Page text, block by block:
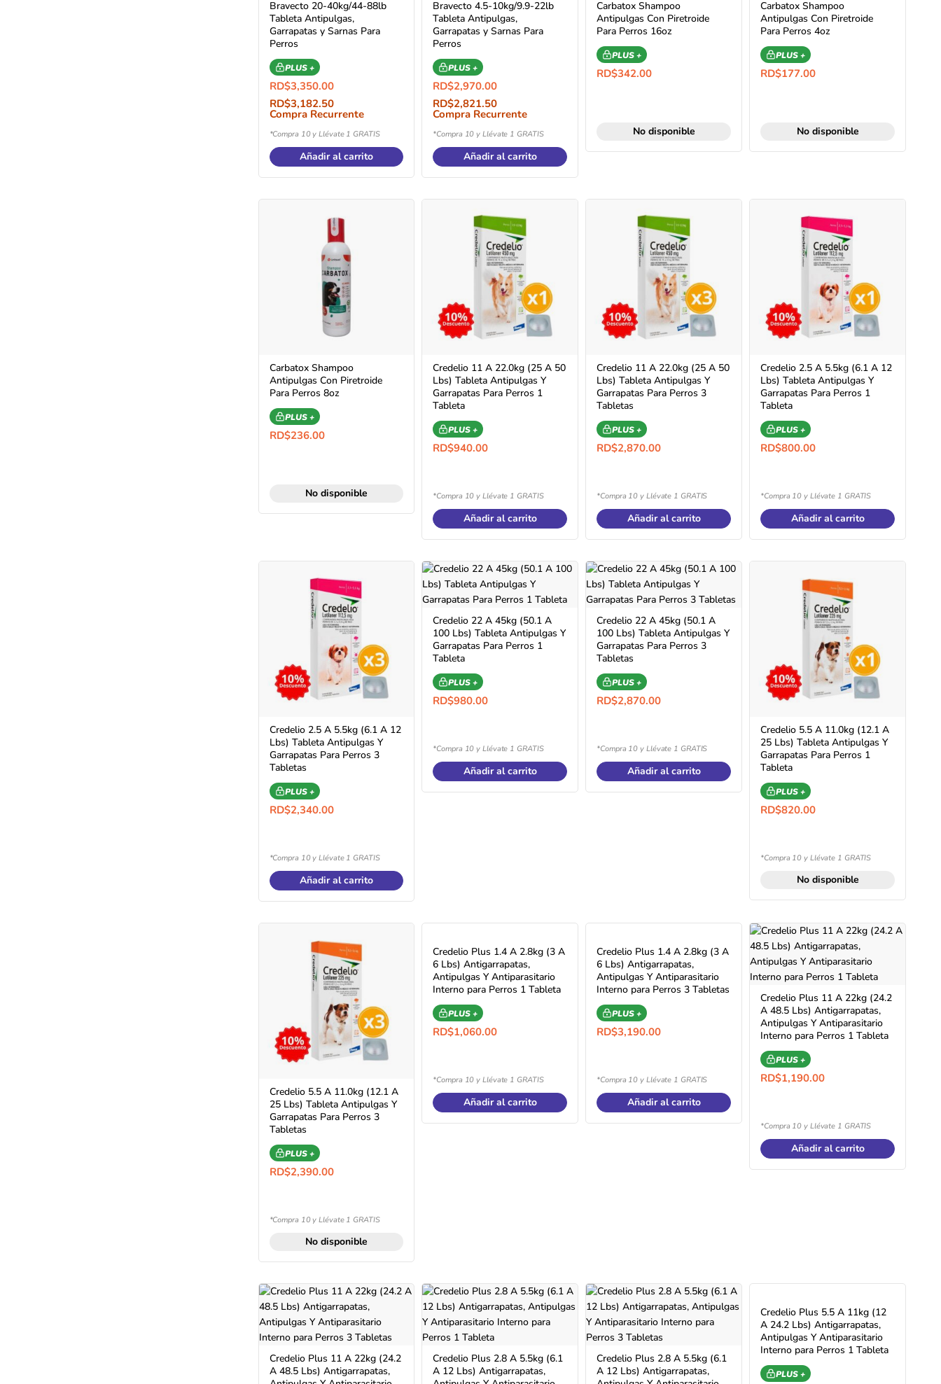
Bravecto 20-40kg/44-88lb
Tableta Antipulgas,
Garrapatas y Sarnas Para
Perros
PLUS +
RD$3,350.00
RD$3,182.50
Compra Recurrente
*Compra 10 y Llévate 1 GRATIS
Añadir al carrito
Bravecto 4.5-10kg/9.9-22lb
Tableta Antipulgas,
Garrapatas y Sarnas Para
Perros
PLUS +
RD$2,970.00
RD$2,821.50
Compra Recurrente
*Compra 10 y Llévate 1 GRATIS
Añadir al carrito
Carbatox Shampoo
Antipulgas Con Piretroide
Para Perros 16oz
PLUS +
RD$342.00
No disponible
Carbatox Shampoo
Antipulgas Con Piretroide
Para Perros 4oz
PLUS +
RD$177.00
No disponible
Carbatox Shampoo
Antipulgas Con Piretroide
Para Perros 8oz
PLUS +
RD$236.00
No disponible
Credelio 11 A 22.0kg (25 A 50
Lbs) Tableta Antipulgas Y
Garrapatas Para Perros 1
Tableta
PLUS +
RD$940.00
*Compra 10 y Llévate 1 GRATIS
Añadir al carrito
Credelio 11 A 22.0kg (25 A 50
Lbs) Tableta Antipulgas Y
Garrapatas Para Perros 3
Tabletas
PLUS +
RD$2,870.00
*Compra 10 y Llévate 1 GRATIS
Añadir al carrito
Credelio 2.5 A 5.5kg (6.1 A 12
Lbs) Tableta Antipulgas Y
Garrapatas Para Perros 1
Tableta
PLUS +
RD$800.00
*Compra 10 y Llévate 1 GRATIS
Añadir al carrito
Credelio 2.5 A 5.5kg (6.1 A 12
Lbs) Tableta Antipulgas Y
Garrapatas Para Perros 3
Tabletas
PLUS +
RD$2,340.00
*Compra 10 y Llévate 1 GRATIS
Añadir al carrito
Credelio 22 A 45kg (50.1 A
100 Lbs) Tableta Antipulgas Y
Garrapatas Para Perros 1
Tableta
PLUS +
RD$980.00
*Compra 10 y Llévate 1 GRATIS
Añadir al carrito
Credelio 22 A 45kg (50.1 A
100 Lbs) Tableta Antipulgas Y
Garrapatas Para Perros 3
Tabletas
PLUS +
RD$2,870.00
*Compra 10 y Llévate 1 GRATIS
Añadir al carrito
Credelio 5.5 A 11.0kg (12.1 A
25 Lbs) Tableta Antipulgas Y
Garrapatas Para Perros 1
Tableta
PLUS +
RD$820.00
*Compra 10 y Llévate 1 GRATIS
No disponible
Credelio 5.5 A 11.0kg (12.1 A
25 Lbs) Tableta Antipulgas Y
Garrapatas Para Perros 3
Tabletas
PLUS +
RD$2,390.00
*Compra 10 y Llévate 1 GRATIS
No disponible
Credelio Plus 1.4 A 2.8kg (3 A
6 Lbs) Antigarrapatas,
Antipulgas Y Antiparasitario
Interno para Perros 1 Tableta
PLUS +
RD$1,060.00
*Compra 10 y Llévate 1 GRATIS
Añadir al carrito
Credelio Plus 1.4 A 2.8kg (3 A
6 Lbs) Antigarrapatas,
Antipulgas Y Antiparasitario
Interno para Perros 3 Tabletas
PLUS +
RD$3,190.00
*Compra 10 y Llévate 1 GRATIS
Añadir al carrito
Credelio Plus 11 A 22kg (24.2
A 48.5 Lbs) Antigarrapatas,
Antipulgas Y Antiparasitario
Interno para Perros 1 Tableta
PLUS +
RD$1,190.00
*Compra 10 y Llévate 1 GRATIS
Añadir al carrito
Credelio Plus 11 A 22kg (24.2
A 48.5 Lbs) Antigarrapatas,
Credelio Plus 2.8 A 5.5kg (6.1
A 12 Lbs) Antigarrapatas,
Credelio Plus 2.8 A 5.5kg (6.1
A 12 Lbs) Antigarrapatas,
Credelio Plus 5.5 A 11kg (12
A 24.2 Lbs) Antigarrapatas,
Antipulgas Y Antiparasitario
Interno para Perros 1 Tableta
PLUS +